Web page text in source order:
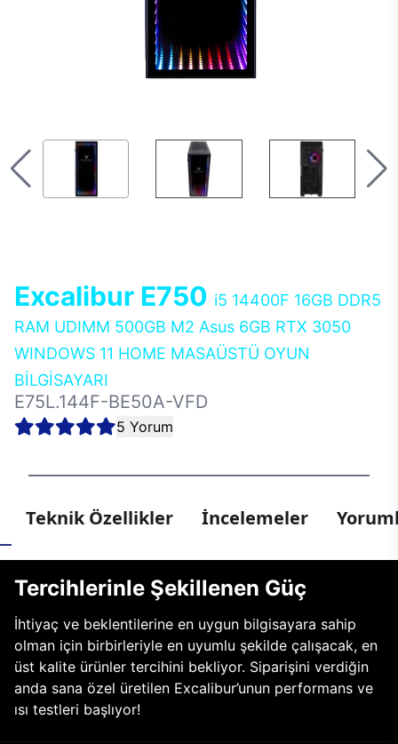
Excalibur E750 i5 14400F 16GB DDR5
RAM UDIMM 500GB M2 Asus 6GB RTX 3050
WINDOWS 11 HOME MASAÜSTÜ OYUN
BİLGİSAYARI
E75L.144F-BE50A-VFD
5 Yorum
Teknik Özellikler İncelemeler
Tercihlerinle Şekillenen Güç
İhtiyaç ve beklentilerine en uygun bilgisayara sahip
olman için birbirleriyle en uyumlu şekilde çalışacak, en
üst kalite ürünler tercihini bekliyor. Siparişini verdiğin
anda sana özel üretilen Excalibur’unun performans ve
ısı testleri başlıyor!